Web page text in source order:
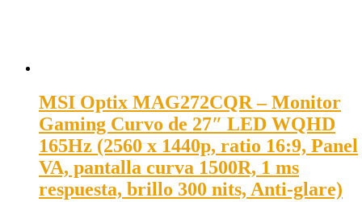
MSI Optix MAG272CQR – Monitor
Gaming Curvo de 27″ LED WQHD
165Hz (2560 x 1440p, ratio 16:9, Panel
VA, pantalla curva 1500R, 1 ms
respuesta, brillo 300 nits, Anti-glare)